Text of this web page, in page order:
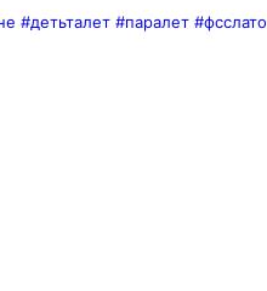
#детьталет #паралет #фсслато